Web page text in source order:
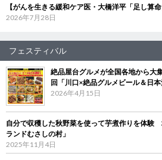
【がんを生きる緩和ケア医・大橋洋平「足し算
2026年7月28日
フェスティバル
絶品屋台グルメが全国各地から大
回「川口×絶品グルメビール＆日
2026年4月15日
自分で収穫した秋野菜を使って芋煮作りを体験
ランドむさしの村」
2025年11月4日